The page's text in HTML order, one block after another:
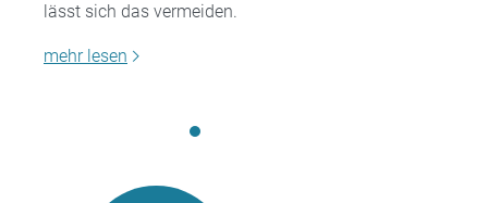
lässt sich das vermeiden.
mehr lesen